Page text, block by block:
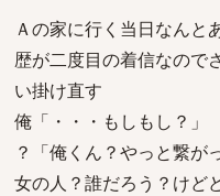
Ａの家に行く当日なんと
歴が二度目の着信なので
い掛け直す
俺「・・・もしもし？」
？「俺くん？やっと繋が
女の人？誰だろう？けど